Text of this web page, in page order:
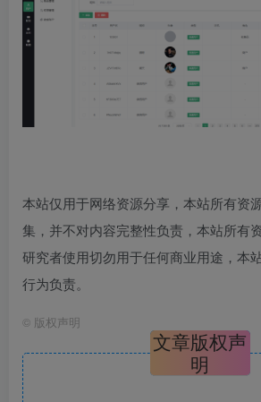
本站仅用于网络资源分享，本站所有资
集，并不对内容完整性负责，本站所有
研究者使用切勿用于任何商业用途，本
行为负责。
© 版权声明
文章版权声
明